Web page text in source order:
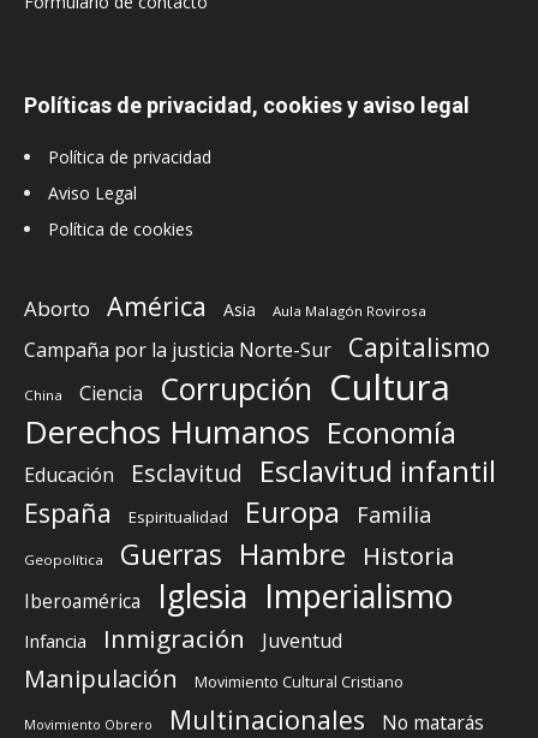
Políticas de privacidad, cookies y aviso legal
Política de privacidad
Aviso Legal
Política de cookies
Aborto América Asia Aula Malagón Rovirosa
Campaña por la justicia Norte-Sur Capitalismo
China Ciencia Corrupción Cultura
Derechos Humanos Economía
Educación Esclavitud Esclavitud infantil
España Espiritualidad Europa Familia
Geopolítica Guerras Hambre Historia
Iberoamérica Iglesia Imperialismo
Infancia Inmigración Juventud
Manipulación Movimiento Cultural Cristiano
Movimiento Obrero Multinacionales No matarás